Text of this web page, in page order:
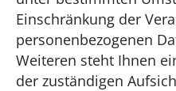
Einschränkung der
personenbezogenen
Weiteren steht Ihnen
der zuständigen